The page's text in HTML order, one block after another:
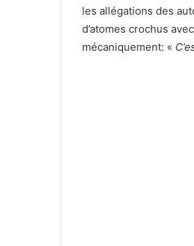
les allégations des
d’atomes crochus
mécaniquement: «